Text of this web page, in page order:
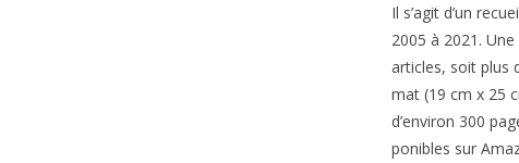
Il s’agit d’un
2005 à 2021 .
articles, soit plus
mat (19 cm x 25
d’environ 300
po­nibles sur